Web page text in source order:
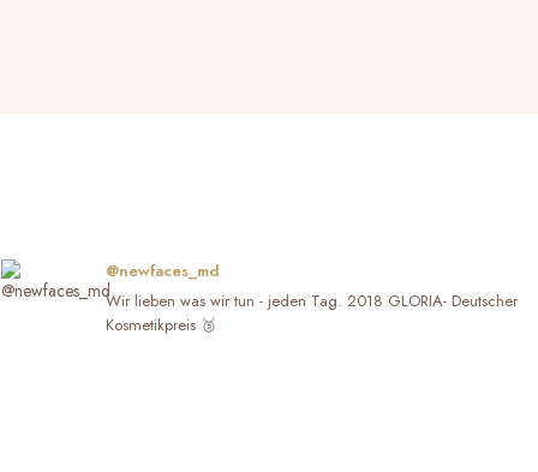
@newfaces_md
Wir lieben was wir tun - jeden Tag. 2018 GLORIA- Deutscher
Kosmetikpreis 🥉